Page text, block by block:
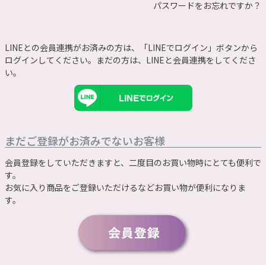
パスワードをお忘れですか？
LINEとの会員連携がお済みの方は、「LINEでログイン」ボタンから
ログインしてください。まだの方は、 LINEと会員連携をしてくださ
い。
まだご登録がお済みでないお客様
会員登録をしていただきますと、二度目のお買い物時にとても便利で
す。
お気に入り商品をご登録いただけるなどお買い物が便利になりま
す。